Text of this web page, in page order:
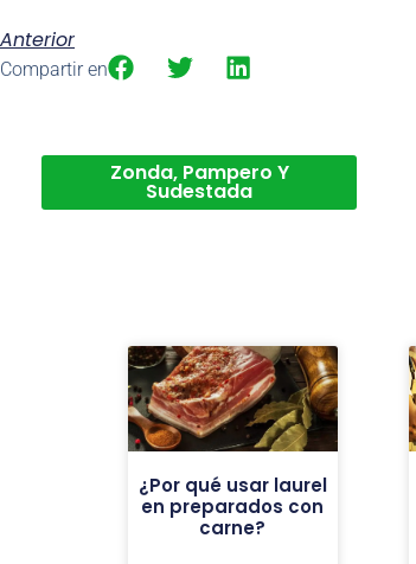
Anterior
Compartir en
Zonda, Pampero Y
Sudestada
¿Por qué usar laurel
en preparados con
carne?